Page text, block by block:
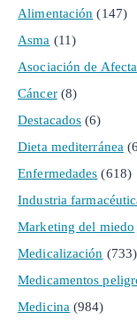
Alimentación (147)
Asma (11)
Asociación de
Cáncer(8)
Destacados (6)
Dieta mediterránea
Enfermedades (618)
Industria
Marketing del miedo
Medicalización (733)
Medicamentos
Medicina (984)